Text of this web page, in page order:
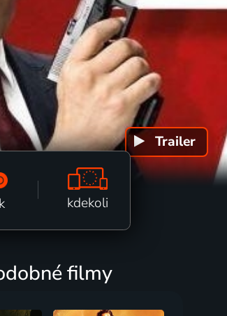
Trailer k
kdekoli
filmy